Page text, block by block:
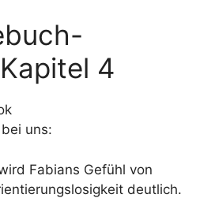
4
uns:
Fabians Gefühl von
deutlich.